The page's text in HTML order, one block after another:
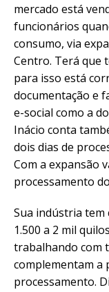
mercado está
funcionários
consumo, via
Centro. Terá que
para isso está
documentação e
e-social como a
Inácio conta
dois dias de
Com a expansão
processamento
Sua indústria tem
1.500 a 2 mil
trabalhando com
complementam a
processamento.